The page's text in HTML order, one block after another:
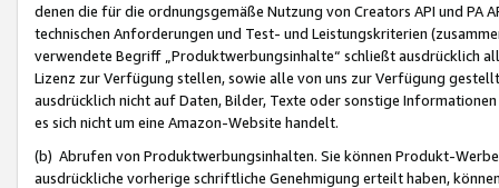
denen die für die ordnungsgemäße Nutzung von Creators API und PA
technischen Anforderungen und Test- und Leistungskriterien
verwendete Begriff „Produktwerbungsinhalte“ schließt ausdrücklich
Lizenz zur Verfügung stellen, sowie alle von uns zur Verfügung
ausdrücklich nicht auf Daten, Bilder, Texte oder sonstige
es sich nicht um eine Amazon-Website handelt.
(b) Abrufen von Produktwerbungsinhalten. Sie können Produkt-
ausdrückliche vorherige schriftliche Genehmigung erteilt haben,